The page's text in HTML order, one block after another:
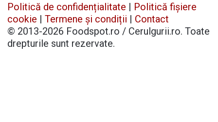
Politică de confidențialitate | Politică fișiere
cookie | Termene și condiții | Contact
© 2013-2026 Foodspot.ro / Cerulgurii.ro. Toate
drepturile sunt rezervate.